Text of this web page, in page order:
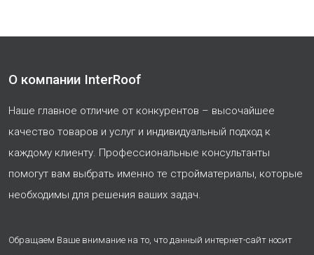
О компании InterRoof
Наше главное отличие от конкурентов – высочайшее
качество товаров и услуг и индивидуальный подход к
каждому клиенту. Профессиональные консультанты
помогут вам выбрать именно те стройматериалы, которые
необходимы для решения ваших задач.
Обращаем Ваше внимание на то, что данный интернет-сайт носит